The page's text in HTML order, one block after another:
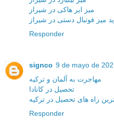
میز ایر هاکی در شیراز
میز فوتبال دستی در شیراز
Responder
signco 9 de mayo de
مهاجرت به آلمان و ترکیه
تحصیل در کانادا
راه های تحصیل در ترکیه
Responder